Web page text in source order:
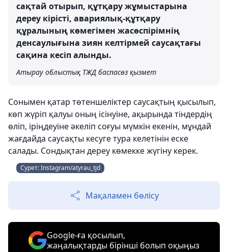
сақтай отырып, құтқару жұмыстарына
дереу кірісті, авариялық-құтқару
құралының көмегімен жасөспірімнің
денсаулығына зиян келтірмей саусақтағы
сақина кесіп алынды.
Атырау облыстық ТЖД баспасөз қызмет
Сонымен қатар төтеншеліктер саусақтың қысылып,
көп жүріп қалуы оның ісінуіне, ақырында тіндердің
өліп, іріңдеуіне әкеліп соғуы мүмкін екенін, мұндай
жағдайда саусақты кесуге тура келетінін еске
салады. Сондықтан дереу көмекке жүгіну керек.
Сурет: Instagram/atyrau_tjd
Мақаламен бөлісу
Google-ға қосылып,
жаңалықтарды бірінші болып оқыңыз